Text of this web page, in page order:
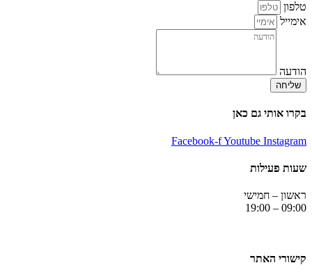
טלפון
אימייל
הודעה
שליחה
בקרו אותי גם כאן
Facebook-fYoutube Instagram
שעות פעילות
ראשון – חמישי
09:00 – 19:00
קישורי האתר